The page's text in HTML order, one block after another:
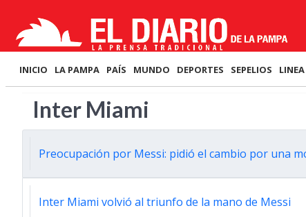
INICIO LA PAMPA PAÍS MUNDO DEPORTES SEPELIOS
Inter Miami
Preocupación por Messi: pidió el cambio por una
Inter Miami volvió al triunfo de la mano de Messi